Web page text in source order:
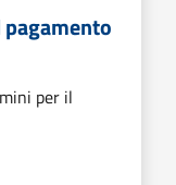
per il